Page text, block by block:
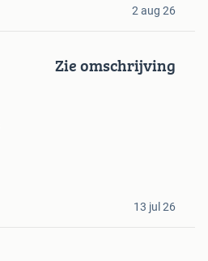
2 aug 26
Zie omschrijving
13 jul 26